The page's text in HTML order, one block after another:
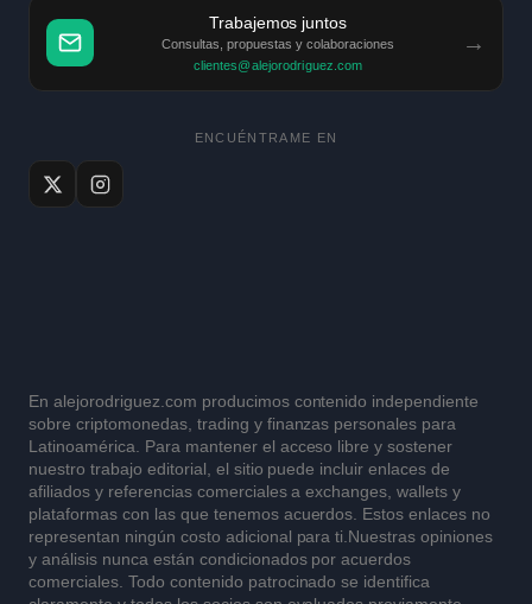
Trabajemos juntos
Consultas, propuestas y colaboraciones
clientes@alejorodriguez.com
→
ENCUÉNTRAME EN
En alejorodriguez.com producimos contenido independiente
sobre criptomonedas, trading y finanzas personales para
Latinoamérica. Para mantener el acceso libre y sostener
nuestro trabajo editorial, el sitio puede incluir enlaces de
afiliados y referencias comerciales a exchanges, wallets y
plataformas con las que tenemos acuerdos. Estos enlaces no
representan ningún costo adicional para ti.Nuestras opiniones
y análisis nunca están condicionados por acuerdos
comerciales. Todo contenido patrocinado se identifica